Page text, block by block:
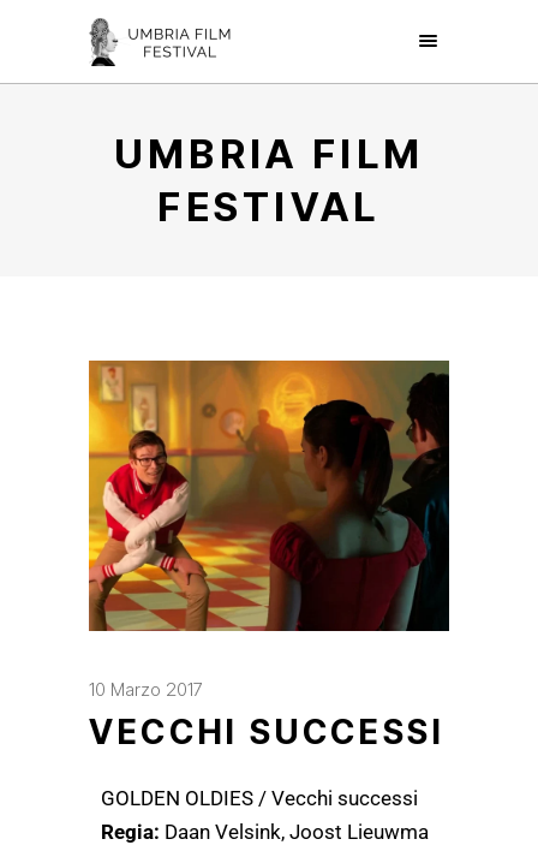
UMBRIA FILM
FESTIVAL
10 Marzo 2017
VECCHI SUCCESSI
GOLDEN OLDIES / Vecchi successi
Regia: Daan Velsink, Joost Lieuwma